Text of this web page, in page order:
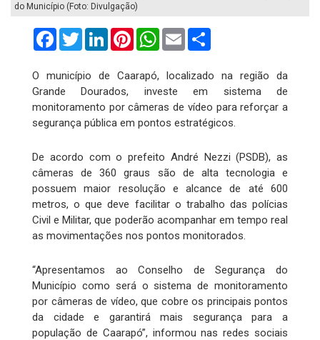
do Município (Foto: Divulgação)
FacebookTwitterLinkedInPinterestWhatsApp
Email
O município de Caarapó, localizado na região da
Grande Dourados, investe em sistema de
monitoramento por câmeras de vídeo para reforçar a
segurança pública em pontos estratégicos.
De acordo com o prefeito André Nezzi (PSDB), as
câmeras de 360 graus são de alta tecnologia e
possuem maior resolução e alcance de até 600
metros, o que deve facilitar o trabalho das polícias
Civil e Militar, que poderão acompanhar em tempo real
as movimentações nos pontos monitorados.
“Apresentamos ao Conselho de Segurança do
Município como será o sistema de monitoramento
por câmeras de vídeo, que cobre os principais pontos
da cidade e garantirá mais segurança para a
população de Caarapó”, informou nas redes sociais